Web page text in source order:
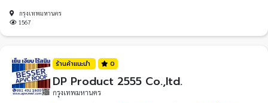
กรุงเทพมหานคร
1567
ร้านค้าแนะนำ 0
DP Product 2555 Co.,ltd.
กรุงเทพมหานคร